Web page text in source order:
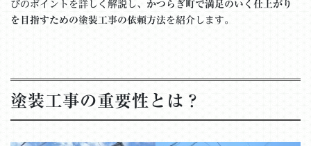
びのポイントを詳しく解説し、 かつらぎ町で満足のいく仕上がり
を目指すための塗装工事の依頼方法を紹介します。
塗装工事の重要性とは？